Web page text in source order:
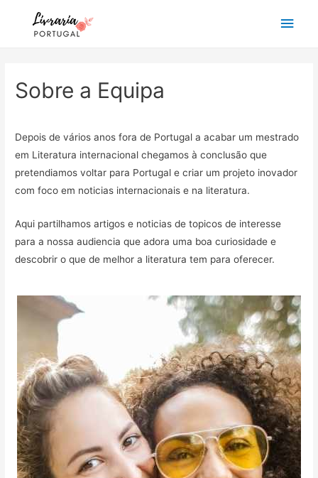
Main
Sobre a Equipa
Depois de vários anos fora de Portugal a acabar um mestrado
em Literatura internacional chegamos à conclusão que
pretendiamos voltar para Portugal e criar um projeto inovador
com foco em noticias internacionais e na literatura.
Aqui partilhamos artigos e noticias de topicos de interesse
para a nossa audiencia que adora uma boa curiosidade e
descobrir o que de melhor a literatura tem para oferecer.